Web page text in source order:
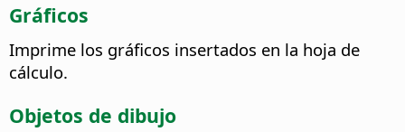
Gráficos
Imprime los gráficos insertados en la hoja de
cálculo.
Objetos de dibujo